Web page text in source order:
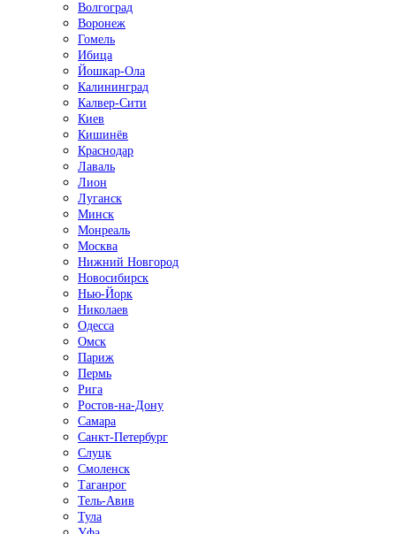
Волгоград
Воронеж
Гомель
Ибица
Йошкар-Ола
Калининград
Калвер-Сити
Киев
Кишинёв
Краснодар
Лаваль
Лион
Луганск
Минск
Монреаль
Москва
Нижний Новгород
Новосибирск
Нью-Йорк
Николаев
Одесса
Омск
Париж
Пермь
Рига
Ростов-на-Дону
Самара
Санкт-Петербург
Слуцк
Смоленск
Таганрог
Тель-Авив
Тула